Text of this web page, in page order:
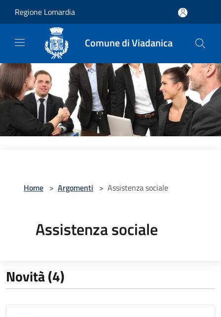
Regione Lomardia
Comune di Viadanica
Home > Argomenti > Assistenza sociale
Assistenza sociale
Novità (4)